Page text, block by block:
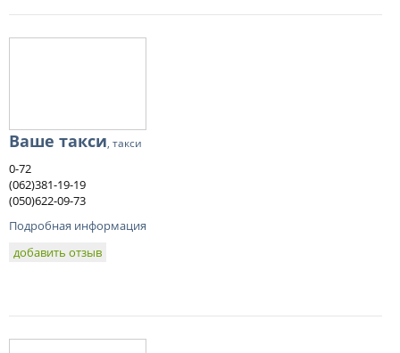
Ваше такси, такси
0-72
(062)381-19-19
(050)622-09-73
Подробная информация
добавить отзыв